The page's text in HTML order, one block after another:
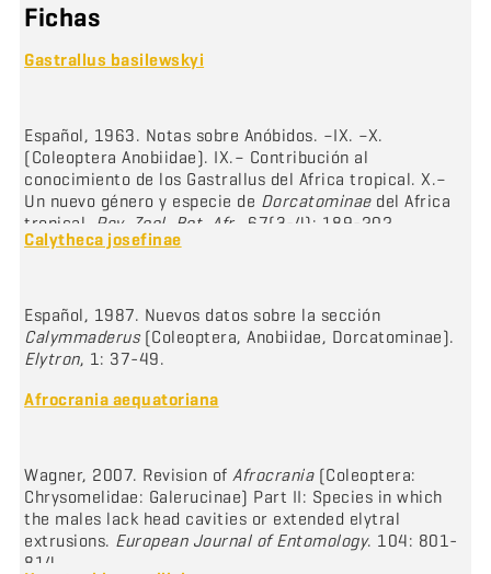
Fichas
Gastrallus basilewskyi
Español, 1963. Notas sobre Anóbidos. –IX. –X.
(Coleoptera Anobiidae). IX.– Contribución al
conocimiento de los Gastrallus del Africa tropical. X.–
Un nuevo género y especie de Dorcatominaedel Africa
tropical. Rev. Zool. Bot. Afr. , 67(3-4): 189-202.
Calytheca josefinae
Español, 1987. Nuevos datos sobre la sección
Calymmaderus(Coleoptera, Anobiidae, Dorcatominae).
Elytron, 1: 37-49.
Afrocrania aequatoriana
Wagner, 2007. Revision ofAfrocrania(Coleoptera:
Chrysomelidae: Galerucinae) Part II: Species in which
the males lack head cavities or extended elytral
extrusions. European Journal of Entomology. 104: 801-
814.